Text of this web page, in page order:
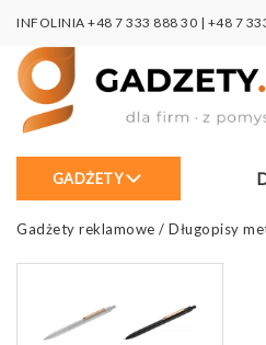
INFOLINIA +48 7 333 888 30 | +48 7
GADŻETY
Gadżety reklamowe / Długopisy